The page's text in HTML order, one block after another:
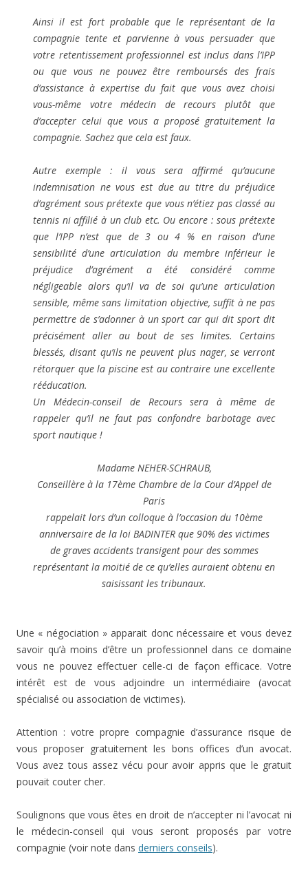
Ainsi il est fort probable que le représentant de la
compagnie tente et parvienne à vous persuader que
votre retentissement professionnel est inclus dans l’IPP
ou que vous ne pouvez être remboursés des frais
d’assistance à expertise du fait que vous avez choisi
vous-même votre médecin de recours plutôt que
d’accepter celui que vous a proposé gratuitement la
compagnie. Sachez que cela est faux.
Autre exemple : il vous sera affirmé qu’aucune
indemnisation ne vous est due au titre du préjudice
d’agrément sous prétexte que vous n’étiez pas classé au
tennis ni affilié à un club etc. Ou encore : sous prétexte
que l’IPP n’est que de 3 ou 4 % en raison d’une
sensibilité d’une articulation du membre inférieur le
préjudice d’agrément a été considéré comme
négligeable alors qu’il va de soi qu’une articulation
sensible, même sans limitation objective, suffit à ne pas
permettre de s’adonner à un sport car qui dit sport dit
précisément aller au bout de ses limites. Certains
blessés, disant qu’ils ne peuvent plus nager, se verront
rétorquer que la piscine est au contraire une excellente
rééducation.
Un Médecin-conseil de Recours sera à même de
rappeler qu’il ne faut pas confondre barbotage avec
sport nautique !
Madame NEHER-SCHRAUB,
Conseillère à la 17ème Chambre de la Cour d’Appel de
Paris
rappelait lors d’un colloque à l’occasion du 10ème
anniversaire de la loi BADINTER que 90% des victimes
de graves accidents transigent pour des sommes
représentant la moitié de ce qu’elles auraient obtenu en
saisissant les tribunaux.
Une « négociation » apparait donc nécessaire et vous devez
savoir qu’à moins d’être un professionnel dans ce domaine
vous ne pouvez effectuer celle-ci de façon efficace. Votre
intérêt est de vous adjoindre un intermédiaire (avocat
spécialisé ou association de victimes).
Attention : votre propre compagnie d’assurance risque de
vous proposer gratuitement les bons offices d’un avocat.
Vous avez tous assez vécu pour avoir appris que le gratuit
pouvait couter cher.
Soulignons que vous êtes en droit de n’accepter ni l’avocat ni
le médecin-conseil qui vous seront proposés par votre
compagnie (voir note dans derniers conseils).